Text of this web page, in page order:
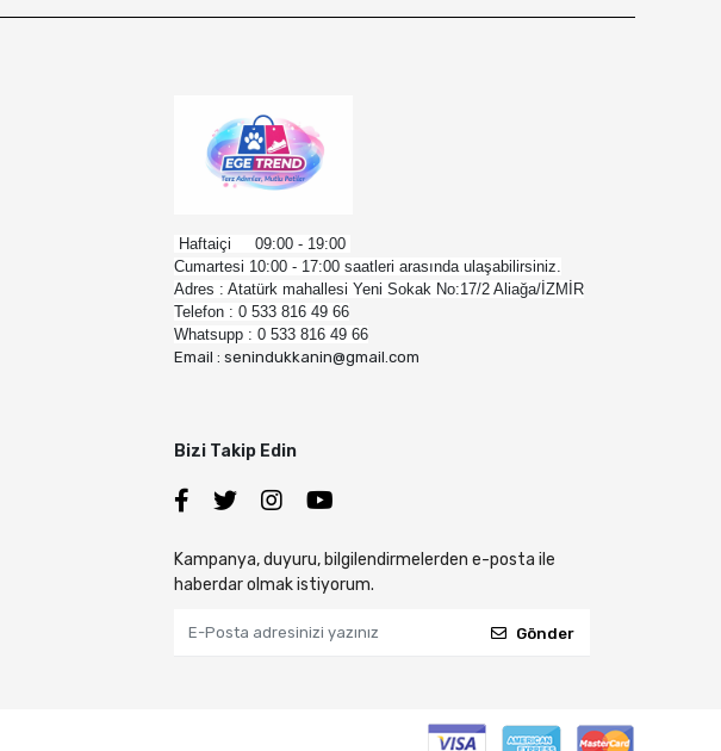
Haftaiçi 09:00 - 19:00
Cumartesi 10:00 - 17:00 saatleri arasında ulaşabilirsiniz.
Adres : Atatürk mahallesi Yeni Sokak No:17/2 Aliağa/İZMİR
Telefon : 0 533 816 49 66
Whatsupp : 0 533 816 49 66
Email : senindukkanin@gmail.com
Bizi Takip Edin
Kampanya, duyuru, bilgilendirmelerden e-posta ile
haberdar olmak istiyorum.
Gönder